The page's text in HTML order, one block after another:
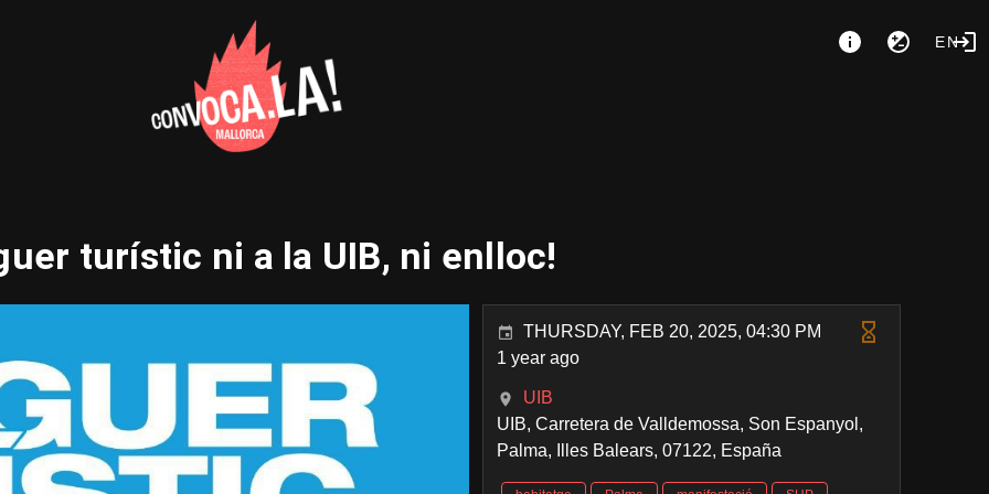
EN
turístic ni a la UIB, ni enlloc!
THURSDAY, FEB 20, 2025, 04:30 PM
1 year ago
UIB
UIB, Carretera de Valldemossa, Son Espanyol,
Palma, Illes Balears, 07122, España